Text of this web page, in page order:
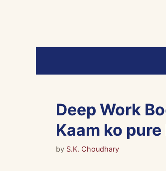
Deep Work
Kaam ko
by S.K. Choudhary